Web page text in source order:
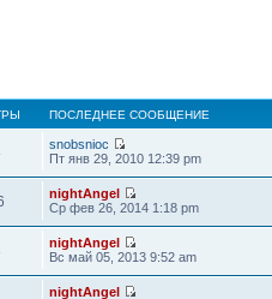
ПОСЛЕДНЕЕ СООБЩЕНИЕ
snobsnioc
Пт янв 29, 2010 12:39 pm
nightAngel
Ср фев 26, 2014 1:18 pm
nightAngel
Вс май 05, 2013 9:52 am
nightAngel